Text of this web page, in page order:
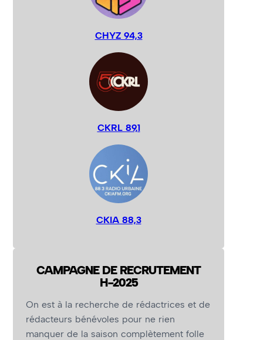
CHYZ 94,3
CKRL 89,1
CKIA 88,3
CAMPAGNE DE RECRUTEMENT
H-2025
On est à la recherche de rédactrices et de
rédacteurs bénévoles pour ne rien
manquer de la saison complètement folle